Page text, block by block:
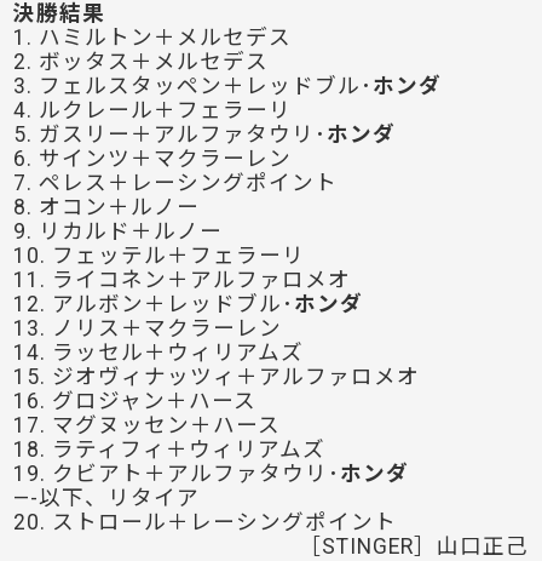
決勝結果
1. ハミルトン＋メルセデス
2. ボッタス＋メルセデス
3. フェルスタッペン＋レッドブル･ ホンダ
4. ルクレール＋フェラーリ
5. ガスリー＋アルファタウリ･ ホンダ
6. サインツ＋マクラーレン
7. ペレス＋レーシングポイント
8. オコン＋ルノー
9. リカルド＋ルノー
10. フェッテル＋フェラーリ
11. ライコネン＋アルファロメオ
12. アルボン＋レッドブル･ ホンダ
13. ノリス＋マクラーレン
14. ラッセル＋ウィリアムズ
15. ジオヴィナッツィ＋アルファロメオ
16. グロジャン＋ハース
17. マグヌッセン＋ハース
18. ラティフィ＋ウィリアムズ
19. クビアト＋アルファタウリ･ ホンダ
—-以下、リタイア
20. ストロール＋レーシングポイント
［STINGER］山口正己